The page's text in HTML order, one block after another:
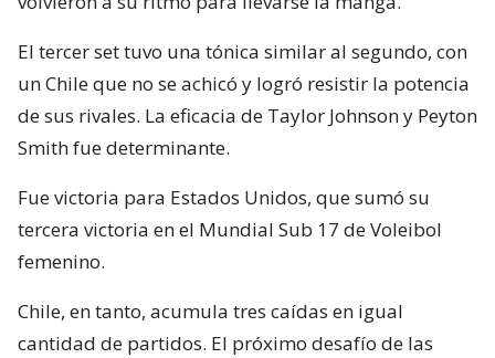
El tercer set tuvo una tónica similar al segundo, con
un Chile que no se achicó y logró resistir la potencia
de sus rivales. La eficacia de Taylor Johnson y Peyton
Smith fue determinante.
Fue victoria para Estados Unidos, que sumó su
tercera victoria en el Mundial Sub 17 de Voleibol
femenino.
Chile, en tanto, acumula tres caídas en igual
cantidad de partidos. El próximo desafío de las